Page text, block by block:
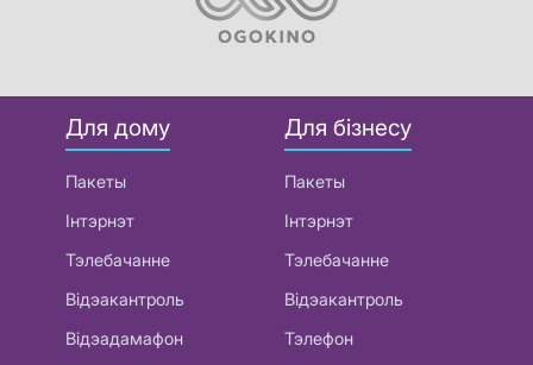
Для дому
Пакеты
Інтэрнэт
Тэлебачанне
Відэакантроль
Відэадамафон
Для бізнесу
Пакеты
Інтэрнэт
Тэлебачанне
Відэакантроль
Тэлефон